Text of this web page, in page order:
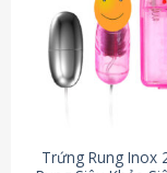
Trứng Rung Inox